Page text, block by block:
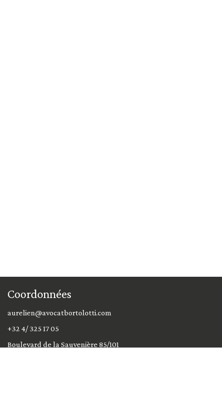
Coordonnées
aurelien@avocatbortolotti.com
+32 4/ 325 17 05
Boulevard de la Sauvenière 85/101